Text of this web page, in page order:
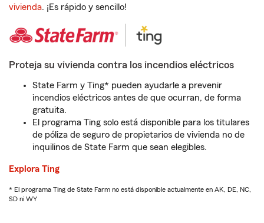
vivienda. ¡Es rápido y sencillo!
Proteja su vivienda contra los incendios eléctricos
State Farm y Ting* pueden ayudarle a prevenir
incendios eléctricos antes de que ocurran, de forma
gratuita.
El programa Ting solo está disponible para los titulares
de póliza de seguro de propietarios de vivienda no de
inquilinos de State Farm que sean elegibles.
Explora Ting
* El programa Ting de State Farm no está disponible actualmente en AK, DE, NC,
SD ni WY